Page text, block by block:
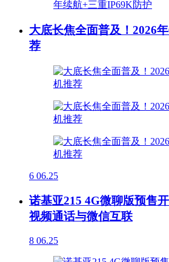
大底长焦全面普及！2026
荐
6 06.25
诺基亚215 4G微聊版预售
视频通话与微信互联
8 06.25